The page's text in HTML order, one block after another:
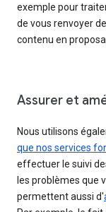
exemple pour
de vous renvoyer
contenu en
Assurer et
Nous utilisons
que nos services
effectuer le suivi
les problèmes que
permettent aussi d'